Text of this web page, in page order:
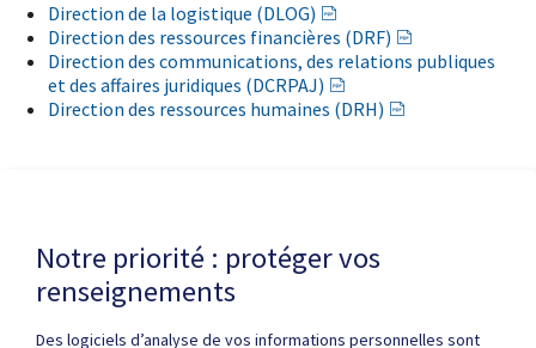
Direction de la logistique (DLOG)
Direction des ressources financières (DRF)
Direction des communications, des relations publiques
et des affaires juridiques (DCRPAJ)
Direction des ressources humaines (DRH)
Notre priorité : protéger vos
renseignements
Des logiciels d’analyse de vos informations personnelles sont